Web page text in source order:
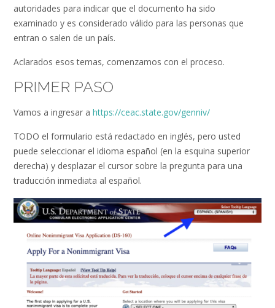
autoridades para indicar que el documento ha sido
examinado y es considerado válido para las personas que
entran o salen de un país.
Aclarados esos temas, comenzamos con el proceso.
PRIMER PASO
Vamos a ingresar a https://ceac.state.gov/genniv/
TODO el formulario está redactado en inglés, pero usted
puede seleccionar el idioma español (en la esquina superior
derecha) y desplazar el cursor sobre la pregunta para una
traducción inmediata al español.